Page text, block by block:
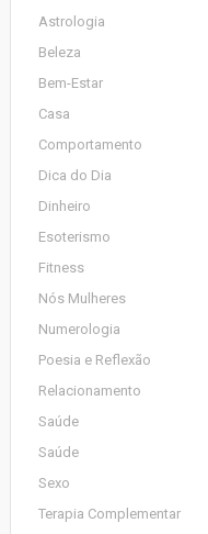
Astrologia
Beleza
Bem-Estar
Casa
Comportamento
Dica do Dia
Dinheiro
Esoterismo
Fitness
Nós Mulheres
Numerologia
Poesia e Reflexão
Relacionamento
Saúde
Saúde
Sexo
Terapia Complementar